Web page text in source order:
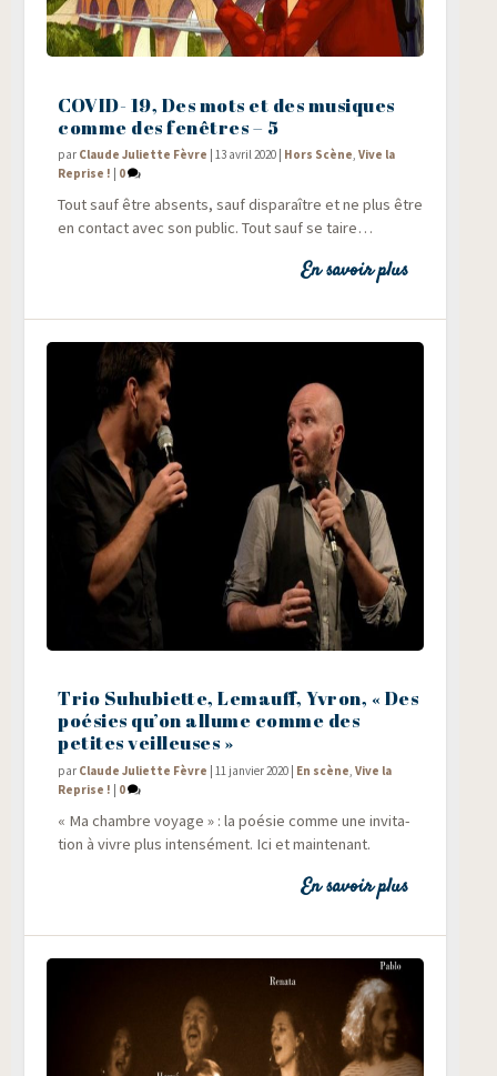
COVID- 19, Des mots et des musiques
comme des fenêtres – 5
par Claude Juliette Fèvre |13 avril 2020 Hors Scène,Vive la
Reprise !
0
Tout sauf être absents, sauf dis­pa­raître et ne plus être
en contact avec son public. Tout sauf se taire…
En savoir plus
Trio Suhubiette, Lemauff, Yvron, « Des
poésies qu’on allume comme des
petites veilleuses »
par Claude Juliette Fèvre | 11 janvier 2020 | En scène ,Vive la
Reprise ! | 0
« Ma chambre voyage » : la poé­sie comme une invi­ta­
tion à vivre plus inten­sé­ment. Ici et maintenant.
En savoir plus